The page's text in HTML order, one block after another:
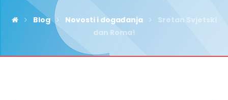
Blog Novosti i događanja
Sretan Svjetski
dan Roma!